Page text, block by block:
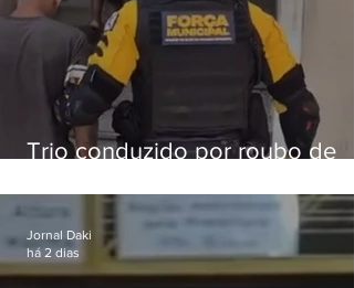
Trio conduzido por roubo de
passagens
Jornal Daki
há 2 dias